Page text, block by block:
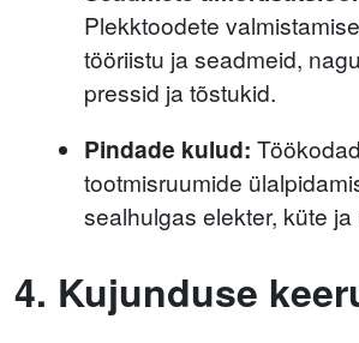
Plekktoodete
tööriistu ja seadmeid,
pressid ja tõstukid.
Pindade kulud:
tootmisruumide
sealhulgas elekter, küte
4. Kujunduse